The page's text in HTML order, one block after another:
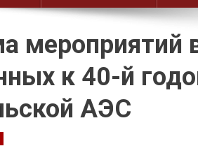
мероприятий
к 40-й
АЭС